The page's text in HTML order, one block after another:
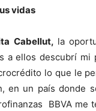
vidas
Cabellut, la
a ellos descubrí
lo que le
en un país donde
BBVA me